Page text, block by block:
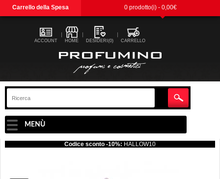
Carrello della Spesa 0 prodotto(i) - 0,00€
ACCOUNT HOME DESIDERI(0) CARRELLO
MENÙ
Codice sconto -10%: HALLOW10